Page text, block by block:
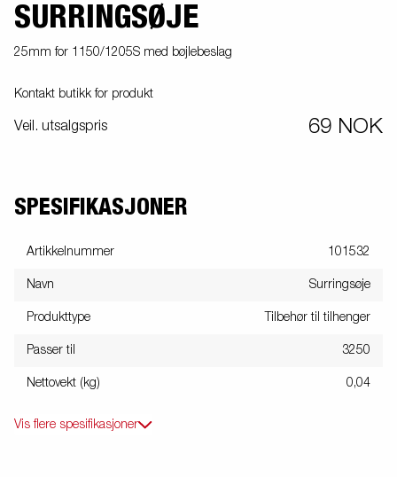
SURRINGSØJE
25mm for 1150/1205S med bøjlebeslag
Kontakt butikk for produkt
Veil. utsalgspris 69 NOK
SPESIFIKASJONER
Artikkelnummer 101532
Navn Surringsøje
Produkttype Tilbehør til tilhenger
Passer til 3250
Nettovekt (kg) 0,04
Vis flere spesifikasjoner